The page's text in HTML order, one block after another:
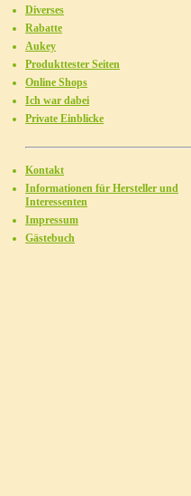
Diverses
Rabatte
Aukey
Produkttester Seiten
Online Shops
Ich war dabei
Private Einblicke
Kontakt
Informationen für Hersteller und
Interessenten
Impressum
Gästebuch